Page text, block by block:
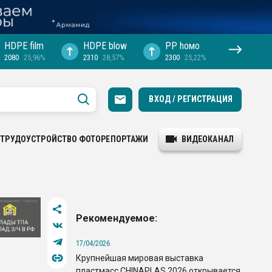
HDPE film
2080 25,96%
HDPE blow
2310 28,57%
PP hомо
2300 25,22%
ВХОД / РЕГИСТРАЦИЯ
ТРУДОУСТРОЙСТВО ФОТОРЕПОРТАЖИ ВИДЕОКАНАЛ
Рекомендуемое:
17/04/2026
Крупнейшая мировая выставка